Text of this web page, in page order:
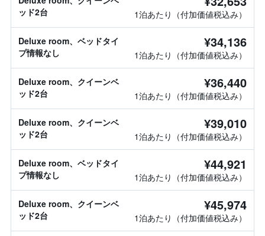
ッド2台
1泊あたり（付加価値税込み）
Deluxe room、ベッドタイ
プ情報なし
¥34,136
1泊あたり（付加価値税込み）
Deluxe room、クイーンベ
ッド2台
¥36,440
1泊あたり（付加価値税込み）
Deluxe room、クイーンベ
ッド2台
¥39,010
1泊あたり（付加価値税込み）
Deluxe room、ベッドタイ
プ情報なし
¥44,921
1泊あたり（付加価値税込み）
Deluxe room、クイーンベ
ッド2台
¥45,974
1泊あたり（付加価値税込み）